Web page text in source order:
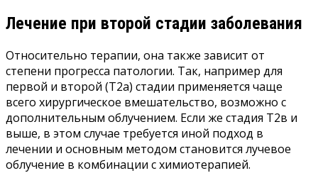
Лечение при второй стадии заболевания
Относительно терапии, она также зависит от
степени прогресса патологии. Так, например для
первой и второй (Т2а) стадии применяется чаще
всего хирургическое вмешательство, возможно с
дополнительным облучением. Если же стадия Т2в и
выше, в этом случае требуется иной подход в
лечении и основным методом становится лучевое
облучение в комбинации с химиотерапией.